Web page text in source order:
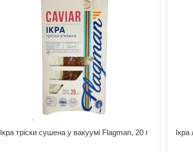
Ікра тріски сушена у вакуумі Flagman, 20 г